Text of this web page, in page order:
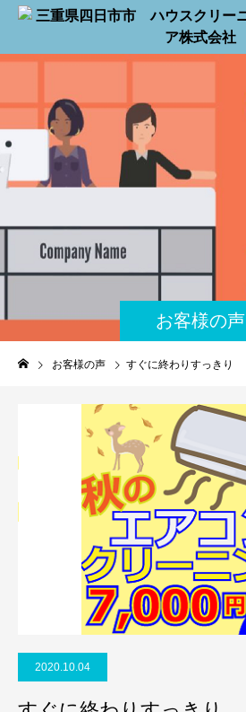
お客様の声
お客様の声 すぐに終わりすっきり
2020.10.04